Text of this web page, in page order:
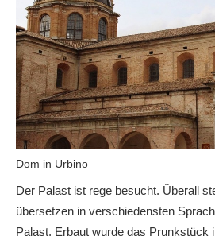
Dom in Urbino
Der Palast ist rege besucht. Überall
übersetzen in verschiedensten
Palast. Erbaut wurde das Prunkstück